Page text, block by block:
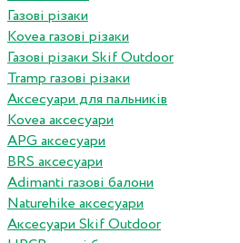
Газові різаки
Kovea газові різаки
Газові різаки Skif Outdoor
Tramp газові різаки
Аксесуари для пальників
Kovea аксесуари
APG аксесуари
BRS аксесуари
Adimanti газові балони
Naturehike аксесуари
Аксесуари Skif Outdoor